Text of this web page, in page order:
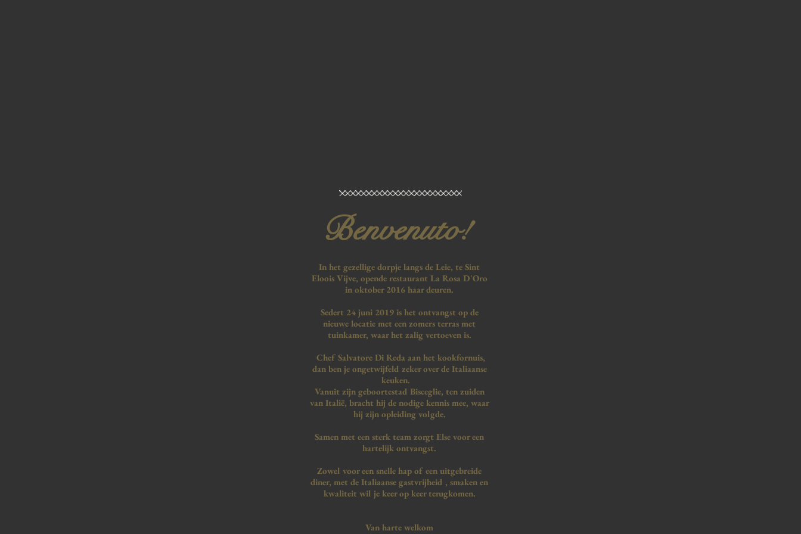
Benvenuto!
In het gezellige dorpje langs de Leie, te Sint
Eloois Vijve, opende restaurant La Rosa D'Oro
in oktober 2016 haar deuren.
Sedert 24 juni 2019 is het ontvangst op de
nieuwe locatie met een zomers terras met
tuinkamer, waar het zalig vertoeven is.
Chef Salvatore Di Reda aan het kookfornuis,
dan ben je ongetwijfeld zeker over de Italiaanse
keuken.
Vanuit zijn geboortestad Bisceglie, ten zuiden
van Italië, bracht hij de nodige kennis mee, waar
hij zijn opleiding volgde.
Samen met een sterk team zorgt Else voor een
hartelijk ontvangst.
Zowel voor een snelle hap of een uitgebreide
diner, met de Italiaanse gastvrijheid , smaken en
kwaliteit wil je keer op keer terugkomen.
Van harte welkom